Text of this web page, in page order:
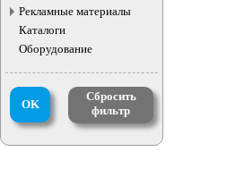
Рекламные материалы
Каталоги
Оборудование
OK
Сбросить
фильтр